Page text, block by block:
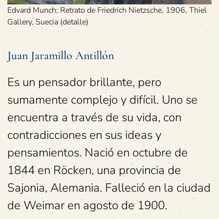
Edvard Munch; Retrato de Friedrich Nietzsche, 1906, Thiel
Gallery, Suecia (detalle)
Juan Jaramillo Antillón
Es un pensador brillante, pero
sumamente complejo y difícil. Uno se
encuentra a través de su vida, con
contradicciones en sus ideas y
pensamientos. Nació en octubre de
1844 en Röcken, una provincia de
Sajonia, Alemania. Falleció en la ciudad
de Weimar en agosto de 1900.